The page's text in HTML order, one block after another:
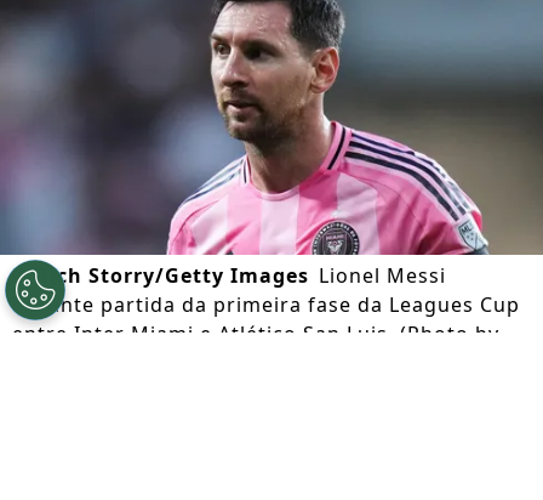
©Rich Storry/Getty Images Lionel Messi
durante partida da primeira fase da Leagues Cup
entre Inter Miami e Atlético San Luis. (Photo by